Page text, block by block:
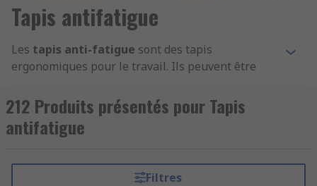
Tapis antifatigue
Les tapis anti-fatigue sont des tapis
ergonomiques pour le travail. Ils peuvent être
fatigue causée par une station debout prolongée.
Les tapis antifatigue vous aident à augmenter la
productivité, en réduisant les pressions
A terme, ces tapis industriels évitent les troubles
212 Produits présentés pour Tapis
antifatigue
Filtres